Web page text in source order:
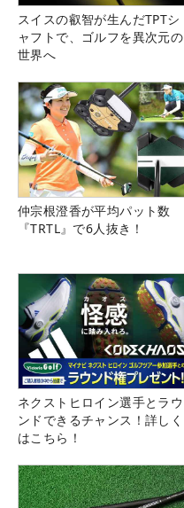
スイスの叡智が生んだTPTシ
ャフトで、ゴルフを異次元の
世界へ
仲宗根澄香が平均パット数
『TRTL』で6人抜き！
ネクストヒロイン選手とラウ
ンドできるチャンス！詳しく
はこちら！